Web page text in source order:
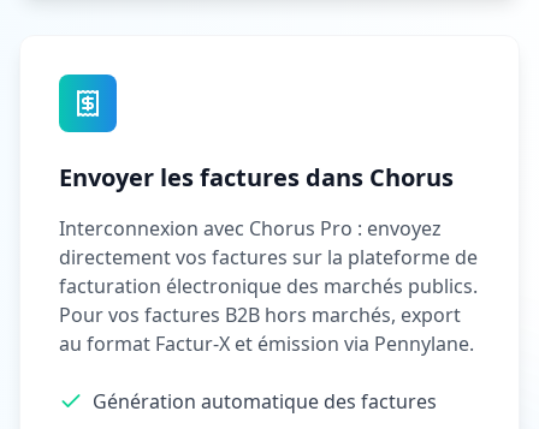
Envoyer les factures dans Chorus
Interconnexion avec Chorus Pro : envoyez
directement vos factures sur la plateforme de
facturation électronique des marchés publics.
Pour vos factures B2B hors marchés, export
au format Factur-X et émission via Pennylane.
Génération automatique des factures